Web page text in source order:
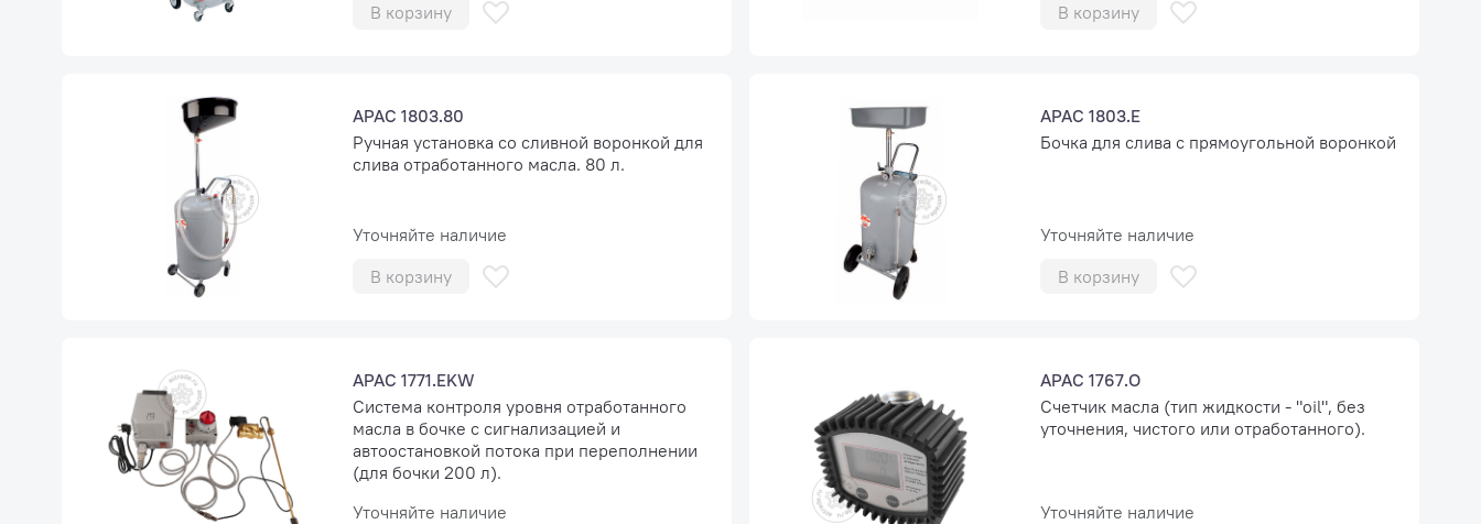
В корзину
В корзину
APAC 1803.80
Ручная установка со сливной воронкой для
слива отработанного масла. 80 л.
Уточняйте наличие
В корзину
APAC 1803.E
Бочка для слива с прямоугольной воронкой
Уточняйте наличие
В корзину
APAC 1771.EKW
Система контроля уровня отработанного
масла в бочке с сигнализацией и
автоостановкой потока при переполнении
(для бочки 200 л).
Уточняйте наличие
APAC 1767.O
Счетчик масла (тип жидкости - "oil", без
уточнения, чистого или отработанного).
Уточняйте наличие